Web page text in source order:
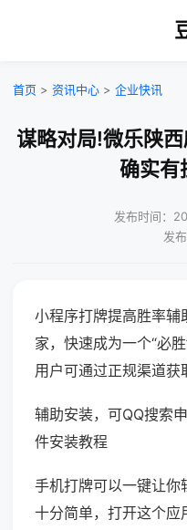
首页 > 资讯中心 > 企业快讯
谋略对局!微乐陕西
确实有
发布时间：
发
小程序打牌提高胜率辅
家，快速成为一个“必
用户可通过正规渠道获
辅助安装，可QQ搜索
件安装教程
手机打牌可以一键让你
十分简单，打开这个应